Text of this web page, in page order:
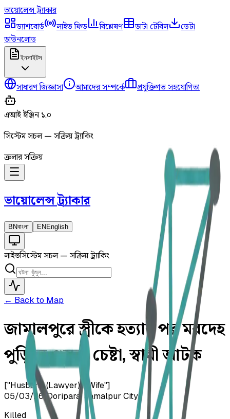
ভায়োলেন্সট্র্যাকার
ড্যাশবোর্ড
লাইভ ফিড বিশ্লেষণ ডাটা টেবিল
ডেটা
ডাউনলোড
ইনসাইটস
সাধারণ জিজ্ঞাসা আমাদের সম্পর্কে প্রযুক্তিগত সহযোগিতা
এআই ইঞ্জিন ১.০
সিস্টেম সচল — সক্রিয় ট্র্যাকিং
ক্রলার সক্রিয়
ভায়োলেন্সট্র্যাকার
BNবাংলা EN English
লাইভসিস্টেম সচল — সক্রিয় ট্র্যাকিং
← Back to Map
জামালপুরে স্ত্রীকে হত্যার পর মরদেহ
পুড়িয়ে গুমের চেষ্টা, স্বামী আটক
["Husband (Lawyer)","Wife"]
05/03/26 Doripara, Jamalpur City
Killed